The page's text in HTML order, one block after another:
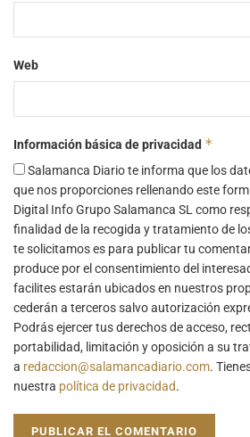
Web
Información básica de privacidad *
Salamanca Diario te informa que los
que nos proporciones rellenando este
Digital Info Grupo Salamanca SL como
finalidad de la recogida y tratamiento de
te solicitamos es para publicar tu
produce por el consentimiento del
facilites estarán ubicados en nuestros
cederán a terceros salvo autorización
Podrás ejercer tus derechos de acceso,
portabilidad, limitación y oposición a su
a redaccion@salamancadiario.com.
nuestra política de privacidad.